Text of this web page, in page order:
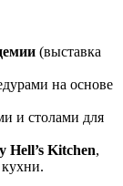
(выставка
на основе
и столами для
Hell’s Kitchen,